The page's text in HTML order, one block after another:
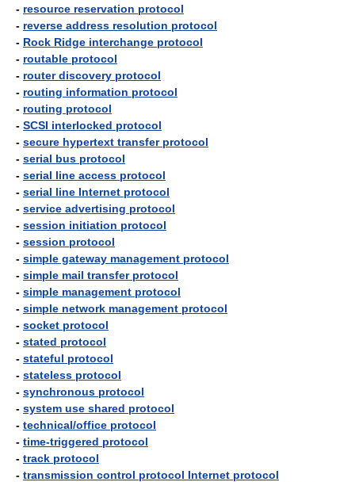
- resource reservation protocol
- reverse address resolution protocol
- Rock Ridge interchange protocol
- routable protocol
- router discovery protocol
- routing information protocol
- routing protocol
- SCSI interlocked protocol
- secure hypertext transfer protocol
- serial bus protocol
- serial line access protocol
- serial line Internet protocol
- service advertising protocol
- session initiation protocol
- session protocol
- simple gateway management protocol
- simple mail transfer protocol
- simple management protocol
- simple network management protocol
- socket protocol
- stated protocol
- stateful protocol
- stateless protocol
- synchronous protocol
- system use shared protocol
- technical/office protocol
- time-triggered protocol
- track protocol
- transmission control protocol Internet protocol